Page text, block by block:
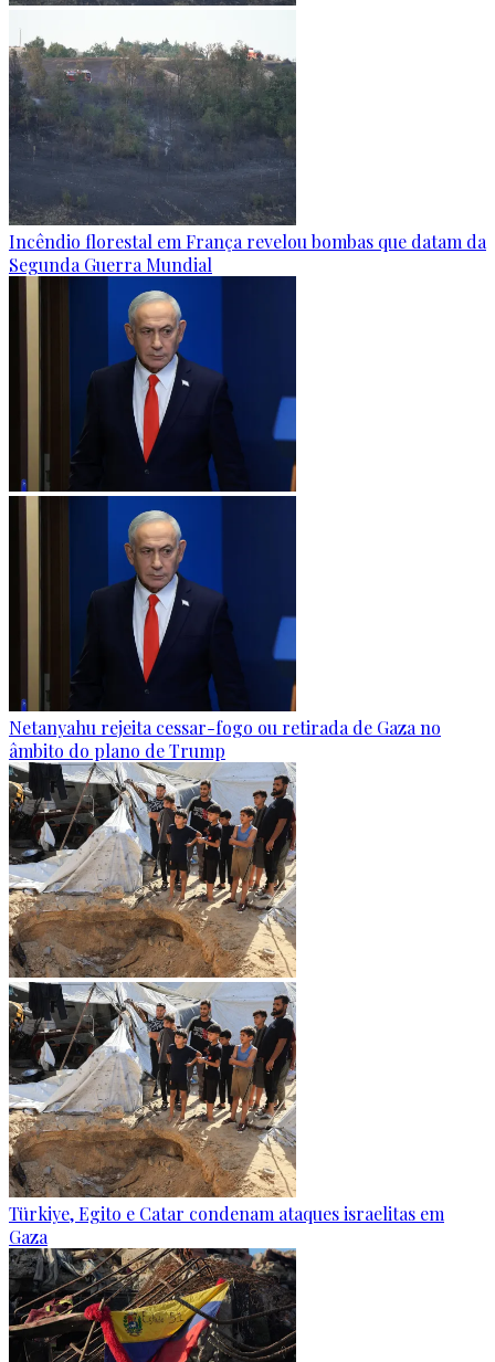
Incêndio florestal em França revelou bombas que datam da
Segunda Guerra Mundial
Netanyahu rejeita cessar-fogo ou retirada de Gaza no
âmbito do plano de Trump
Türkiye, Egito e Catar condenam ataques israelitas em
Gaza